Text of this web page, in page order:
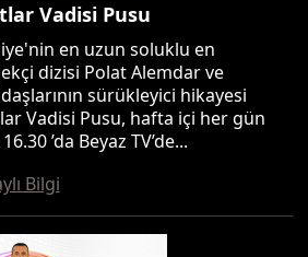
Vadisi Pusu
en uzun soluklu en
dizisi Polat Alemdar ve
sürükleyici hikayesi
Vadisi Pusu, hafta içi her gün
’da Beyaz TV’de...
Bilgi